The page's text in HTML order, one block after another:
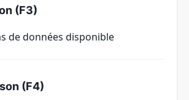
(F3)
de données disponible
(F4)